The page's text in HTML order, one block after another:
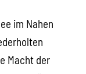
im Nahen
Macht der